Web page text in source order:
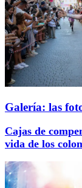
Galería: las
Cajas de
vida de los